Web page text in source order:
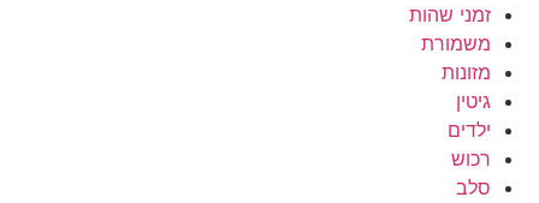
זמני שהות
משמורת
מזונות
גיטין
ילדים
רכוש
סלב